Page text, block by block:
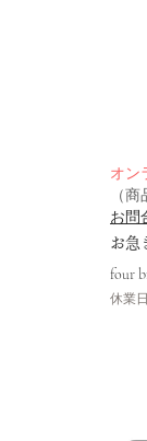
オン
（
お問
お急
four
休業